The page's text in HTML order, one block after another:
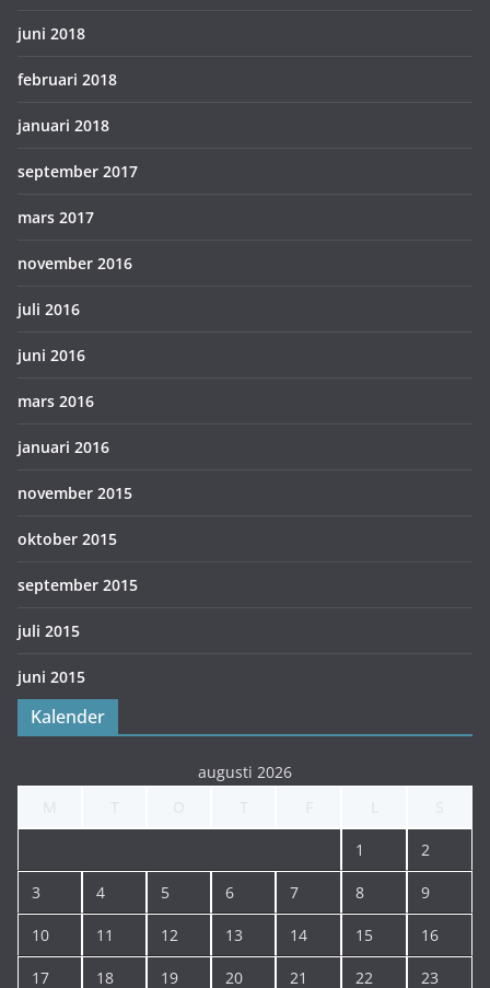
juni 2018
februari 2018
januari 2018
september 2017
mars 2017
november 2016
juli 2016
juni 2016
mars 2016
januari 2016
november 2015
oktober 2015
september 2015
juli 2015
juni 2015
Kalender
augusti 2026
1 2
3 4 5 6 7 8 9
10 11 12 13 14 15 16
17 18 19 20 21 22 23